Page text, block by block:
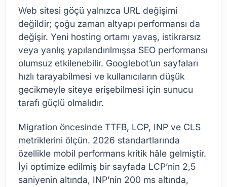
Web sitesi göçü yalnızca URL değişimi
değildir; çoğu zaman altyapı performansı da
değişir. Yeni hosting ortamı yavaş, istikrarsız
veya yanlış yapılandırılmışsa SEO performansı
olumsuz etkilenebilir. Googlebot’un sayfaları
hızlı tarayabilmesi ve kullanıcıların düşük
gecikmeyle siteye erişebilmesi için sunucu
tarafı güçlü olmalıdır.
Migration öncesinde TTFB, LCP, INP ve CLS
metriklerini ölçün. 2026 standartlarında
özellikle mobil performans kritik hâle gelmiştir.
İyi optimize edilmiş bir sayfada LCP’nin 2,5
saniyenin altında, INP’nin 200 ms altında,